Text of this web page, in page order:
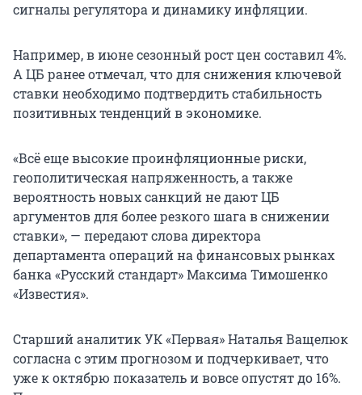
сигналы регулятора и динамику инфляции.
Например, в июне сезонный рост цен составил 4%.
А ЦБ ранее отмечал, что для снижения ключевой
ставки необходимо подтвердить стабильность
позитивных тенденций в экономике.
«Всё еще высокие проинфляционные риски,
геополитическая напряженность, а также
вероятность новых санкций не дают ЦБ
аргументов для более резкого шага в снижении
ставки», — передают слова директора
департамента операций на финансовых рынках
банка «Русский стандарт» Максима Тимошенко
«Известия».
Старший аналитик УК «Первая» Наталья Ващелюк
согласна с этим прогнозом и подчеркивает, что
уже к октябрю показатель и вовсе опустят до 16%.